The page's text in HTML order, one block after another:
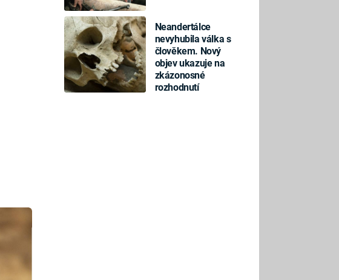
Neandertálce
nevyhubila válka s
člověkem. Nový
objev ukazuje na
zkázonosné
rozhodnutí